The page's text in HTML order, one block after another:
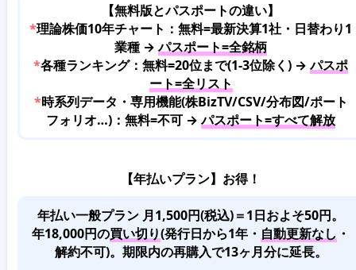
【無料版とパスポートの違い】
*理論株価10年チャート：無料=最新決算1社・日替わり1
業種 →パスポート=全銘柄
*各種ランキング：無料=20位まで(1-3位除く) →パスポ
ート=全リスト
*時系列データ・専用機能(株BizTV/CSV/分布図/ポート
フォリオ…)：無料=不可 →パスポート=すべて解放
【年払いプラン】お得！
年払い一般プラン 月1,500円(税込)＝1日およそ50円。
年18,000円の買い切り(発行日から1年・ 自動更新なし ・
解約不可)。期限内の再購入で13ヶ月分に延長。